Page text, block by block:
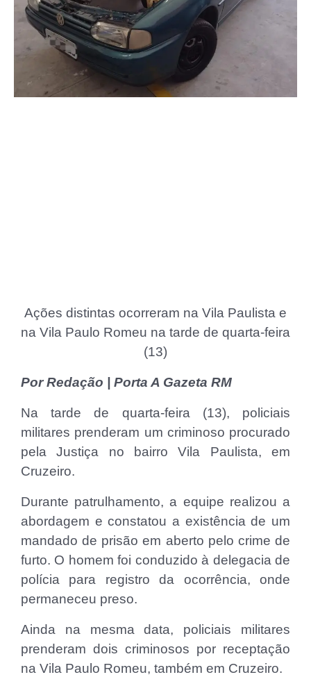
Ações distintas ocorreram na Vila Paulista e
na Vila Paulo Romeu na tarde de quarta-feira
(13)
Por Redação | Porta A Gazeta RM
Na tarde de quarta-feira (13), policiais
militares prenderam um criminoso procurado
pela Justiça no bairro Vila Paulista, em
Cruzeiro.
Durante patrulhamento, a equipe realizou a
abordagem e constatou a existência de um
mandado de prisão em aberto pelo crime de
furto. O homem foi conduzido à delegacia de
polícia para registro da ocorrência, onde
permaneceu preso.
Ainda na mesma data, policiais militares
prenderam dois criminosos por receptação
na Vila Paulo Romeu, também em Cruzeiro.